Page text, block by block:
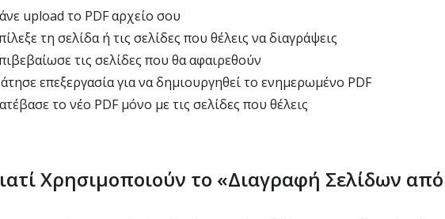
upload το PDF αρχείο σου
τη σελίδα ή τις σελίδες που θέλεις να διαγράψεις
τις σελίδες που θα αφαιρεθούν
επεξεργασία για να δημιουργηθεί το ενημερωμένο PDF
το νέο PDF μόνο με τις σελίδες που θέλεις
Χρησιμοποιούν το «Διαγραφή Σελίδων από